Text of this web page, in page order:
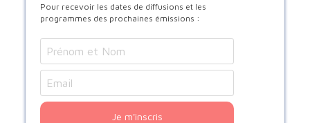
Pour recevoir les dates de diffusions et les
programmes des prochaines émissions :
Je m'inscris